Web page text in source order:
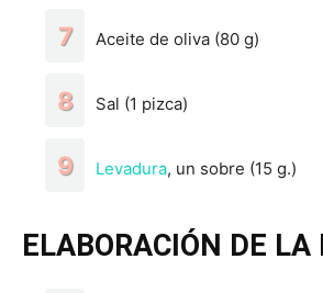
Aceite de oliva (80 g)
Sal (1 pizca)
Levadura, un sobre (15 g.)
ELABORACIÓN DE LA